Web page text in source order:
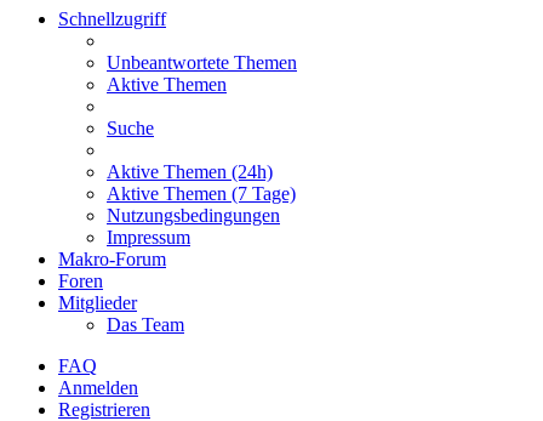
Schnellzugriff
Unbeantwortete Themen
Aktive Themen
Suche
Aktive Themen (24h)
Aktive Themen (7 Tage)
Nutzungsbedingungen
Impressum
Makro-Forum
Foren
Mitglieder
Das Team
FAQ
Anmelden
Registrieren